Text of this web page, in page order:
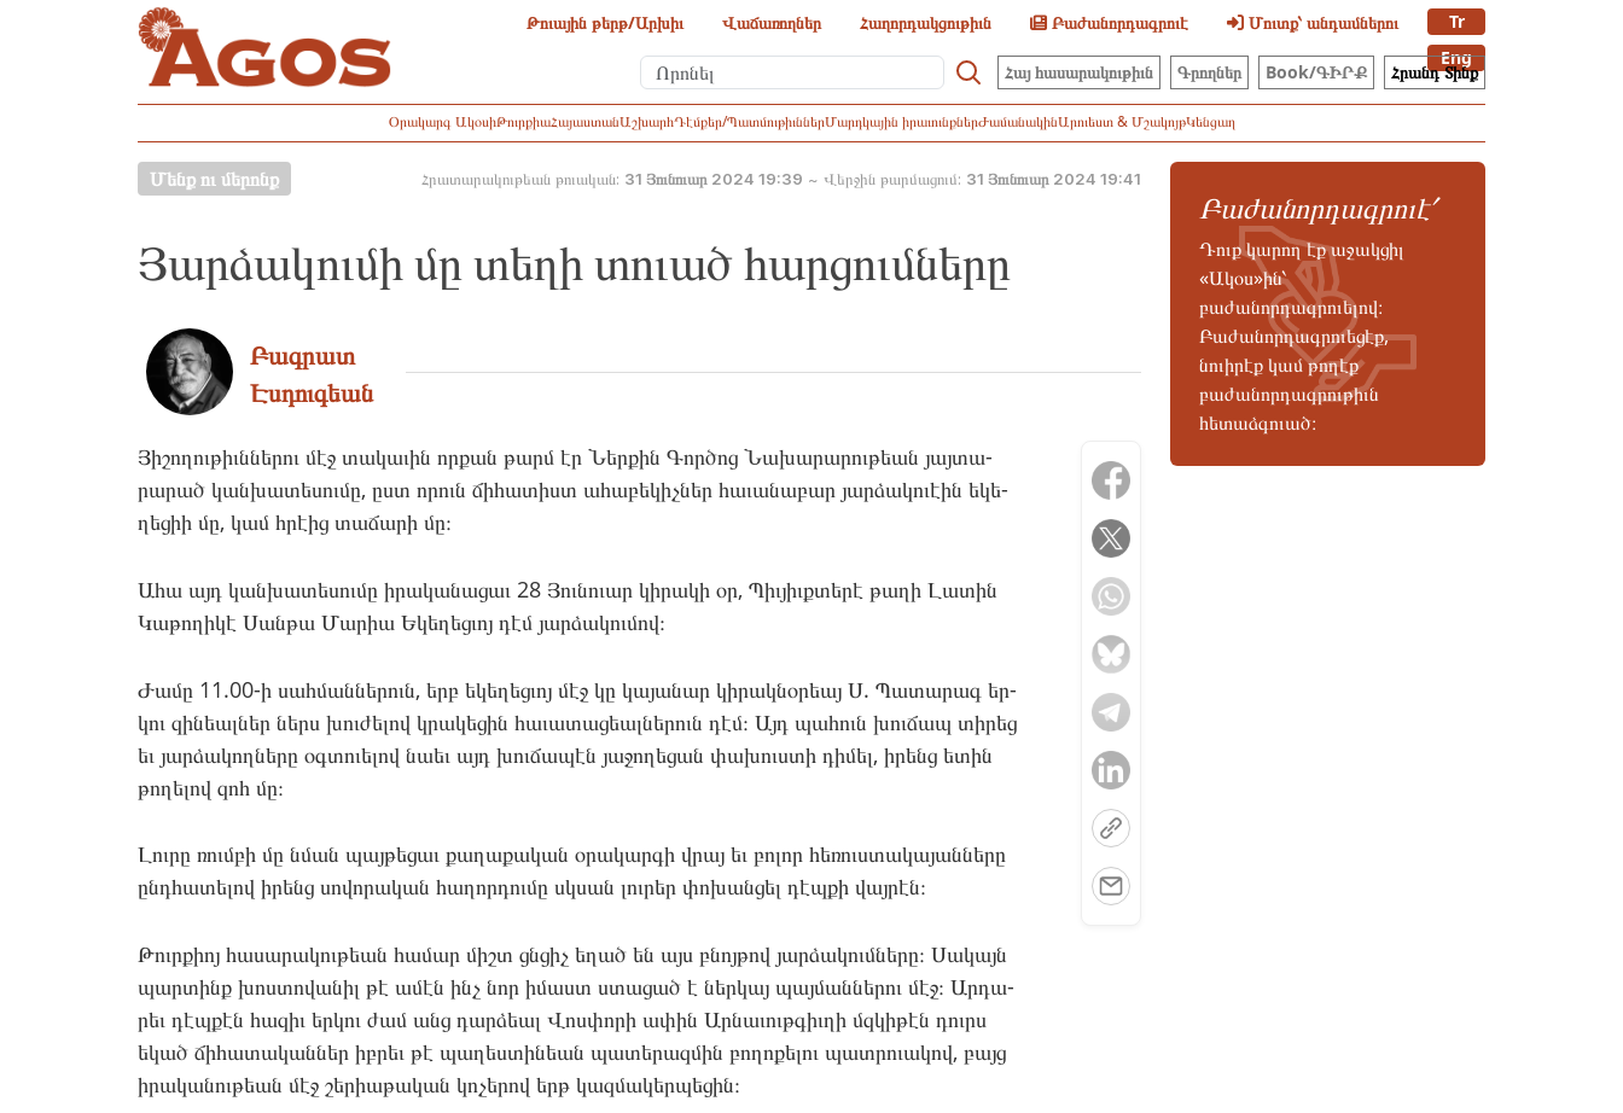
Թուային թերթ/Արխիւ Վաճառողներ Հաղորդակցութիւն Բաժանորդագրուէ Մուտք՝ անդամներու
Tr
Eng
Հայ հասարակութիւն Գրողներ Book/ԳԻՐՔ Հրանդ Տինք
Օրակարգ ԱկօսիԹուրքիաՀայաստանԱշխարհԴէմքեր/ՊատմութիւններՄարդկային իրաւունքներԺամանակինԱրուեստ & ՄշակոյթԿենցաղ
Մենք ու մերոնք Հրատարակութեան թուական: 31 Յունուար 2024 19:39 ~ Վերջին թարմացում: 31 Յունուար 2024 19:41
Յարձակումի մը տեղի տուած հարցումները
Բագրատ
Էսդուգեան
Յիշողու­թիւննե­րու մէջ տա­կաւին որ­քան թարմ էր Ներ­քին Գոր­ծոց Նա­խարա­րու­թեան յայ­տա­
րարած կան­խա­տեսու­մը, ըստ որուն ճի­հատիստ ահա­բեկիչ­ներ հա­ւանա­բար յար­ձա­կուէին եկե­
ղեցիի մը, կամ հրէից տա­ճարի մը։
Ահա այդ կան­խա­տեսու­մը իրա­կանա­ցաւ 28 Յու­նո­ւար կի­րակի օր, Պիւ­յիւքտե­րէ թա­ղի Լա­տին
Կա­թողի­կէ Սան­թա Մա­րիա Եկե­ղեց­ւոյ դէմ յար­ձա­կու­մով։
Ժա­մը 11.00-ի սահ­մաննե­րուն, երբ եկե­ղեց­ւոյ մէջ կը կա­յանար կի­րակ­նօ­րեայ Ս. Պա­տարագ եր­
կու զի­նեալ­ներ ներս խու­ժե­լով կրա­կեցին հա­ւատա­ցեալ­նե­րուն դէմ։ Այդ պա­հուն խու­ճապ տի­րեց
եւ յար­ձա­կող­նե­րը օգ­տո­ւելով նաեւ այդ խու­ճա­պէն յա­ջողե­ցան փա­խուստի դի­մել, իրենց ետին
թողելով զոհ մը։
Լու­րը ռումբի մը նման պայ­թե­ցաւ քա­ղաքա­կան օրա­կար­գի վրայ եւ բո­լոր հե­ռուստա­կայան­նե­րը
ընդհա­տելով իրենց սո­վորա­կան հա­ղոր­դումը սկսան լու­րեր փո­խան­ցել դէպ­քի վայ­րէն։
Թուրքիոյ հա­սարա­կու­թեան հա­մար միշտ ցնցիչ եղած են այս բնոյ­թով յար­ձա­կումնե­րը։ Սա­կայն
պար­տինք խոս­տո­վանիլ թէ ամէն ինչ նոր իմաստ ստա­ցած է ներ­կայ պայ­մաննե­րու մէջ։ Ար­դա­
րեւ դէպ­քէն հա­զիւ եր­կու ժամ անց դար­ձեալ Վոս­փո­րի ափին Ար­նա­ւութգիւ­ղի մզկի­թէն դուրս
եկած ճիհատականներ իբ­րեւ թէ պա­ղես­տի­նեան պա­տերազ­մին բո­ղոքե­լու պատ­րո­ւակով, բայց
իրա­կանու­թեան մէջ շե­րիաթա­կան կո­չերով երթ կազ­մա­կեր­պե­ցին։
Բաժանորդագրուէ՛
Դուք կարող էք աջակցիլ
«Ակօս»ին՝
բաժանորդագրուելով։
Բաժանորդագրուեցէք,
նուիրէք կամ թողէք
բաժանորդագրութիւն
հետաձգուած։